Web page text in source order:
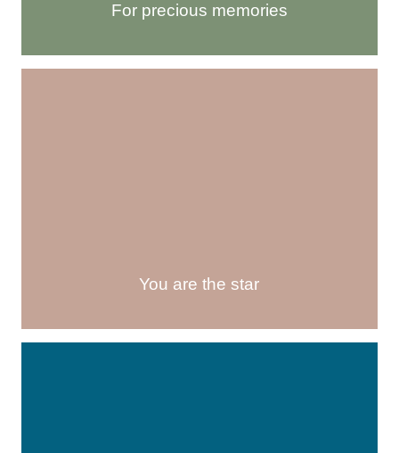
For precious memories
You are the star